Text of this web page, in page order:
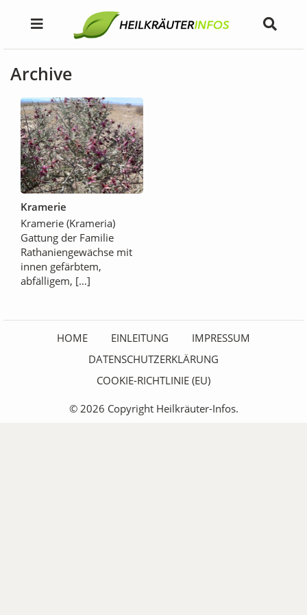
Archive
Kramerie
Kramerie (Krameria)
Gattung der Familie
Rathaniengewächse mit
innen gefärbtem,
abfälligem, […]
HOME EINLEITUNG
IMPRESSUM
DATENSCHUTZERKLÄRUNG
COOKIE-RICHTLINIE (EU)
© 2026 Copyright Heilkräuter-Infos.